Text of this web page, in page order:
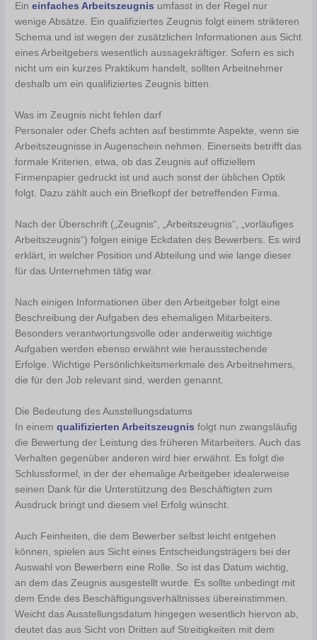
Eineinfaches Arbeitszeugnis umfasst in der Regel nur
wenige Absätze. Ein qualifiziertes Zeugnis folgt einem strikteren
Schema und ist wegen der zusätzlichen Informationen aus Sicht
eines Arbeitgebers wesentlich aussagekräftiger. Sofern es sich
nicht um ein kurzes Praktikum handelt, sollten Arbeitnehmer
deshalb um ein qualifiziertes Zeugnis bitten.
Was im Zeugnis nicht fehlen darf
Personaler oder Chefs achten auf bestimmte Aspekte, wenn sie
Arbeitszeugnisse in Augenschein nehmen. Einerseits betrifft das
formale Kriterien, etwa, ob das Zeugnis auf offiziellem
Firmenpapier gedruckt ist und auch sonst der üblichen Optik
folgt. Dazu zählt auch ein Briefkopf der betreffenden Firma.
Nach der Überschrift („Zeugnis“, „Arbeitszeugnis“, „vorläufiges
Arbeitszeugnis“) folgen einige Eckdaten des Bewerbers. Es wird
erklärt, in welcher Position und Abteilung und wie lange dieser
für das Unternehmen tätig war.
Nach einigen Informationen über den Arbeitgeber folgt eine
Beschreibung der Aufgaben des ehemaligen Mitarbeiters.
Besonders verantwortungsvolle oder anderweitig wichtige
Aufgaben werden ebenso erwähnt wie herausstechende
Erfolge. Wichtige Persönlichkeitsmerkmale des Arbeitnehmers,
die für den Job relevant sind, werden genannt.
Die Bedeutung des Ausstellungsdatums
In einemqualifizierten Arbeitszeugnis folgt nun zwangsläufig
die Bewertung der Leistung des früheren Mitarbeiters. Auch das
Verhalten gegenüber anderen wird hier erwähnt. Es folgt die
Schlussformel, in der der ehemalige Arbeitgeber idealerweise
seinen Dank für die Unterstützung des Beschäftigten zum
Ausdruck bringt und diesem viel Erfolg wünscht.
Auch Feinheiten, die dem Bewerber selbst leicht entgehen
können, spielen aus Sicht eines Entscheidungsträgers bei der
Auswahl von Bewerbern eine Rolle. So ist das Datum wichtig,
an dem das Zeugnis ausgestellt wurde. Es sollte unbedingt mit
dem Ende des Beschäftigungsverhältnisses übereinstimmen.
Weicht das Ausstellungsdatum hingegen wesentlich hiervon ab,
deutet das aus Sicht von Dritten auf Streitigkeiten mit dem